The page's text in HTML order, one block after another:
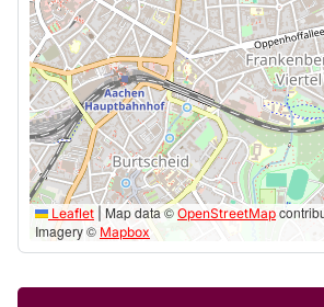
Leaflet Map data © OpenStreetMap
Imagery © Mapbox